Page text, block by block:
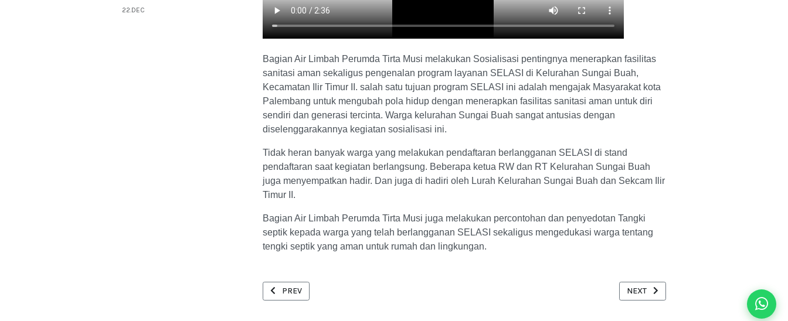
22.DEC
Bagian Air Limbah Perumda Tirta Musi melakukan Sosialisasi pentingnya menerapkan fasilitas
sanitasi aman sekaligus pengenalan program layanan SELASI di Kelurahan Sungai Buah,
Kecamatan Ilir Timur II. salah satu tujuan program SELASI ini adalah mengajak Masyarakat kota
Palembang untuk mengubah pola hidup dengan menerapkan fasilitas sanitasi aman untuk diri
sendiri dan generasi tercinta. Warga kelurahan Sungai Buah sangat antusias dengan
diselenggarakannya kegiatan sosialisasi ini.
Tidak heran banyak warga yang melakukan pendaftaran berlangganan SELASI di stand
pendaftaran saat kegiatan berlangsung. Beberapa ketua RW dan RT Kelurahan Sungai Buah
juga menyempatkan hadir. Dan juga di hadiri oleh Lurah Kelurahan Sungai Buah dan Sekcam Ilir
Timur II.
Bagian Air Limbah Perumda Tirta Musi juga melakukan percontohan dan penyedotan Tangki
septik kepada warga yang telah berlangganan SELASI sekaligus mengedukasi warga tentang
tengki septik yang aman untuk rumah dan lingkungan.
PREVIOUS ARTICLE: SOSIALISASI SELASI - KAMIS, 19 DESEMBER 2024
PREV NEXT ARTICLE: SENAM SEHAT SELASI -
NEXT